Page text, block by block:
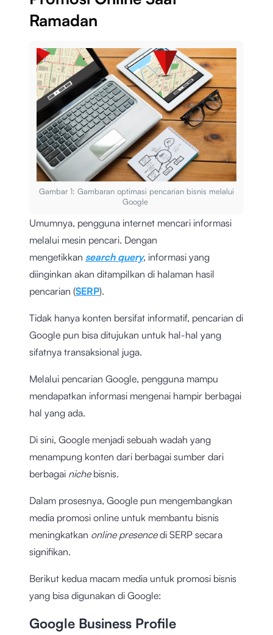
Ramadan
Gambar 1: Gambaran optimasi pencarian bisnis melalui
Google
Umumnya, pengguna internet mencari informasi
melalui mesin pencari. Dengan
mengetikkan search query, informasi yang
diinginkan akan ditampilkan di halaman hasil
pencarian (SERP).
Tidak hanya konten bersifat informatif, pencarian di
Google pun bisa ditujukan untuk hal-hal yang
sifatnya transaksional juga.
Melalui pencarian Google, pengguna mampu
mendapatkan informasi mengenai hampir berbagai
hal yang ada.
Di sini, Google menjadi sebuah wadah yang
menampung konten dari berbagai sumber dari
berbagai nichebisnis.
Dalam prosesnya, Google pun mengembangkan
media promosi online untuk membantu bisnis
meningkatkan online presencedi SERP secara
signifikan.
Berikut kedua macam media untuk promosi bisnis
yang bisa digunakan di Google:
Google Business Profile